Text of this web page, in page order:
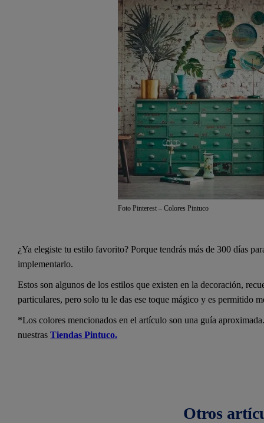
Foto Pinterest – Colores Pintuco
¿Ya elegiste tu estilo favorito? Porque tendrás más de 300 días
implementarlo.
Estos son algunos de los estilos que existen en la decoración,
particulares, pero solo tu le das ese toque mágico y es permitido
*Los colores mencionados en el artículo son una guía
nuestras Tiendas Pintuco.
Otros